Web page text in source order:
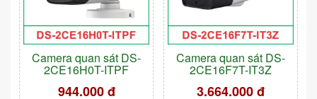
Camera quan sát DS-
2CE16H0T-ITPF
944.000 đ
Camera quan sát DS-
2CE16F7T-IT3Z
3.664.000 đ